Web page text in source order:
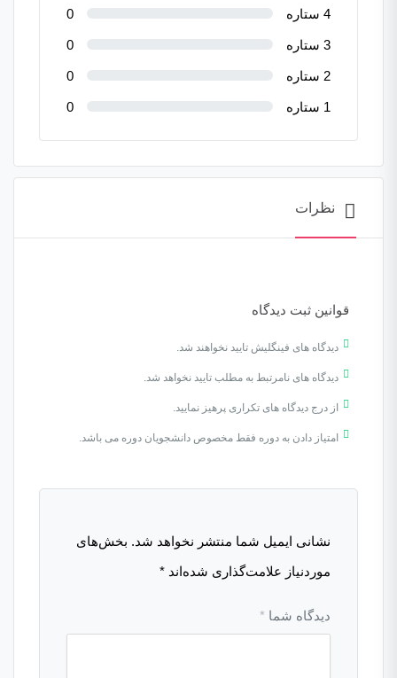
4 ستاره 0
3 ستاره 0
2 ستاره 0
1 ستاره 0
نظرات
قوانین ثبت دیدگاه
دیدگاه های فینگلیش تایید نخواهند شد.
دیدگاه های نامرتبط به مطلب تایید نخواهد شد.
از درج دیدگاه های تکراری پرهیز نمایید.
امتیاز دادن به دوره فقط مخصوص دانشجویان دوره می باشد.
نشانی ایمیل شما منتشر نخواهد شد. بخش‌های
موردنیاز علامت‌گذاری شده‌اند *
دیدگاه شما *